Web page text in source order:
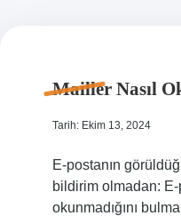
Mailler Nasıl
Tarih: Ekim 13, 2024
E-postanın
bildirim olmadan:
okunmadığını